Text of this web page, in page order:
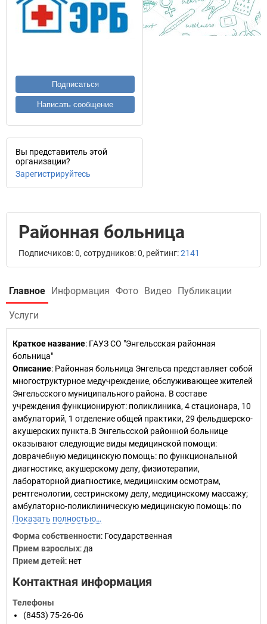
Подписаться
Написать сообщение
Вы представитель этой
организации?
Зарегистрируйтесь
Районная больница
Подписчиков: 0, сотрудников: 0, рейтинг:2141
Главное Информация Фото Видео Публикации
Услуги
Краткое название: ГАУЗ СО "Энгельсская районная
больница"
Описание: Районная больница Энгельса представляет собой
многоструктурное медучреждение, обслуживающее жителей
Энгельсского муниципального района. В составе
учреждения функционируют: поликлиника, 4 стационара, 10
амбулаторий, 1 отделение общей практики, 29 фельдшерско-
акушерских пункта.В Энгельсской районной больнице
оказывают следующие виды медицинской помощи:
доврачебную медицинскую помощь: по функциональной
диагностике, акушерскому делу, физиотерапии,
лабораторной диагностике, медицинским осмотрам,
рентгенологии, сестринскому делу, медицинскому массажу;
амбулаторно-поликлиническую медицинскую помощь: по
Показать полностью…
Форма собственности: Государственная
Прием взрослых: да
Прием детей: нет
Контактная информация
Телефоны
(8453) 75-26-06